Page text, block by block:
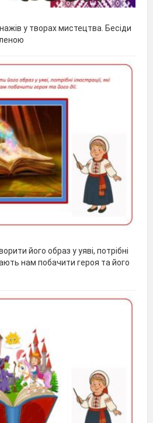
у творах мистецтва. Бесіди
його образ у уяві, потрібні
нам побачити героя та його